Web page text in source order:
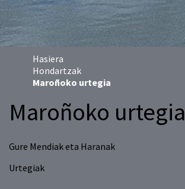
Hasiera
Hondartzak
Maroñoko urtegia
Maroñoko urtegia
Gure Mendiak eta Haranak
Urtegiak